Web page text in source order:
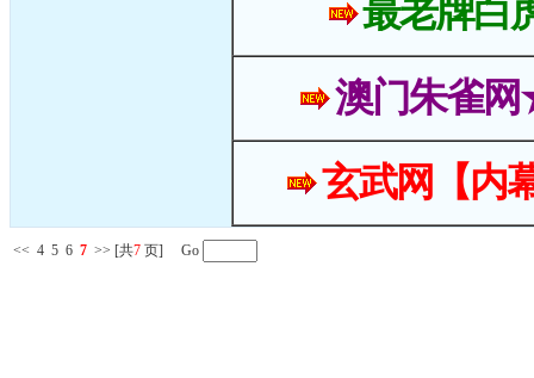
最老牌白
澳门朱雀
玄武网【内
<< 4 5 6 7 >> [共7 页] Go